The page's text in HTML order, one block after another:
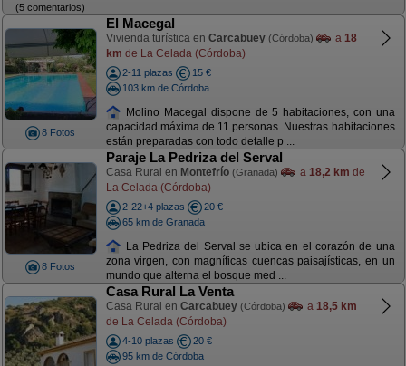
(5 comentarios)
8 Fotos
El Macegal
Vivienda turística en Carcabuey (Córdoba) a 18
km de La Celada (Córdoba)
2-11 plazas
15 €
103 km de Córdoba
Molino Macegal dispone de 5 habitaciones, con una
capacidad máxima de 11 personas. Nuestras habitaciones
están preparadas con todo detalle p ...
8 Fotos
Paraje La Pedriza del Serval
Casa Rural en Montefrío (Granada) a 18,2 km de
La Celada (Córdoba)
2-22+4 plazas
20 €
65 km de Granada
La Pedriza del Serval se ubica en el corazón de una
zona virgen, con magníficas cuencas paisajísticas, en un
mundo que alterna el bosque med ...
Casa Rural La Venta
Casa Rural en Carcabuey (Córdoba) a 18,5 km
de La Celada (Córdoba)
4-10 plazas
20 €
95 km de Córdoba